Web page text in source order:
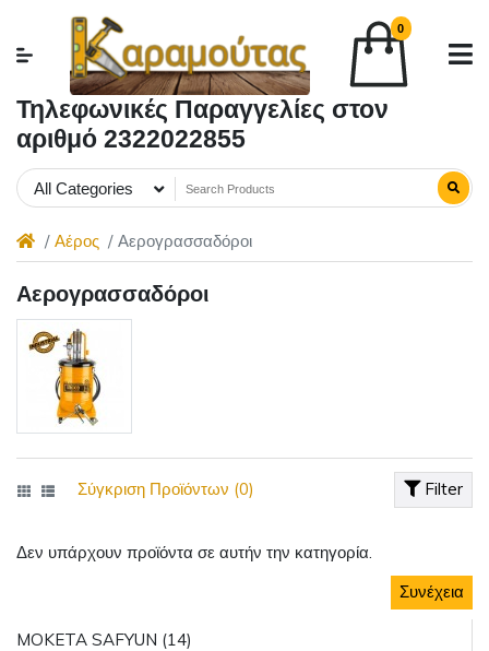
0
Τηλεφωνικές Παραγγελίες στον
αριθμό 2322022855
All Categories
Αέρος Αερογρασσαδόροι
MOKETA SAFYUN (14)
Αερογρασσαδόροι
Filter
Σύγκριση Προϊόντων (0)
Δεν υπάρχουν προϊόντα σε αυτήν την κατηγορία.
Συνέχεια